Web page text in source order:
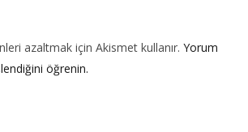
azaltmak için Akismet kullanır. Yorum
öğrenin.